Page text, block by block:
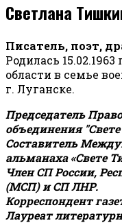
Светлана
Писатель, поэт,
Родилась 15.02.1963
области в семье
г. Луганске.
Председатель
объединения
Составитель
альманаха «Свете
Член СП России,
(МСП) и СП ЛНР.
Корреспондент
Лауреат